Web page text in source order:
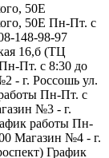
50Е
50Е Пн-Пт. с
148-98-97
16,б (ТЦ
Пт. с 8:30 до
- г. Россошь ул.
Пн-Пт. с
№3 - г.
работы Пн-
Магазин №4 - г.
График